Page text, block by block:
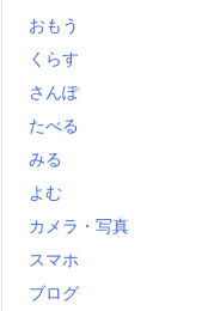
おもう
くらす
さんぽ
たべる
みる
よむ
カメラ・写真
スマホ
ブログ